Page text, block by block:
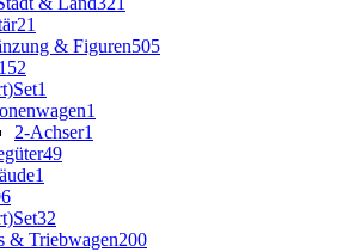
21
& Figuren505
52
1
1
2-Achser1
49
1
32
& Triebwagen200